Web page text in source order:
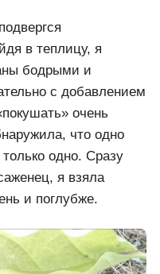
в теплицу, я
бодрыми и
с добавлением
очень
что одно
одно. Сразу
я взяла
и поглубже.